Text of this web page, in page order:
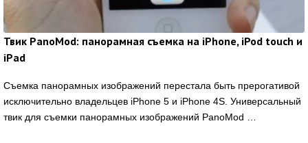
Твик PanoMod: панорамная съемка на iPhone, iPod touch и
iPad
Съемка панорамных изображений перестала быть прерогативой
исключительно владельцев iPhone 5 и iPhone 4S. Универсальный
твик для съемки панорамных изображений PanoMod …